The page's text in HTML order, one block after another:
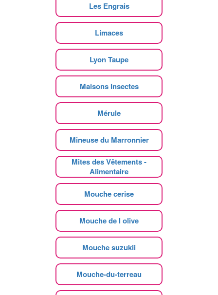
Les Engrais
Limaces
Lyon Taupe
Maisons Insectes
Mérule
Mineuse du Marronnier
Mites des Vêtements -
Alimentaire
Mouche cerise
Mouche de l olive
Mouche suzukii
Mouche-du-terreau